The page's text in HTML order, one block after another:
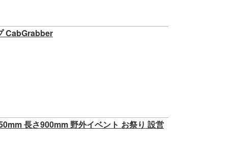
CabGrabber
長さ900mm 野外イベント お祭り 設営